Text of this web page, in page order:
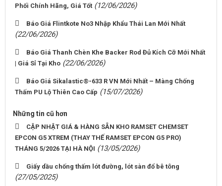
Phối Chính Hãng, Giá Tốt (12/06/2026)
Báo Giá Flintkote No3 Nhập Khẩu Thái Lan Mới Nhất
(22/06/2026)
Báo Giá Thanh Chèn Khe Backer Rod Đủ Kích Cỡ Mới Nhất
| Giá Sỉ Tại Kho (22/06/2026)
Báo Giá Sikalastic®-633 R VN Mới Nhất – Màng Chống
Thấm PU Lộ Thiên Cao Cấp (15/07/2026)
Những tin cũ hơn
CẬP NHẬT GIÁ & HÀNG SẴN KHO RAMSET CHEMSET
EPCON G5 XTREM (THAY THẾ RAMSET EPCON G5 PRO)
THÁNG 5/2026 TẠI HÀ NỘI (13/05/2026)
Giấy dầu chống thấm lót đường, lót sàn đổ bê tông
(27/05/2025)